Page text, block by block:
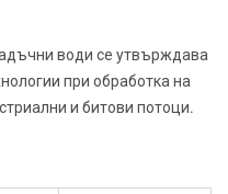
води се утвърждава
при обработка на
и битови потоци.